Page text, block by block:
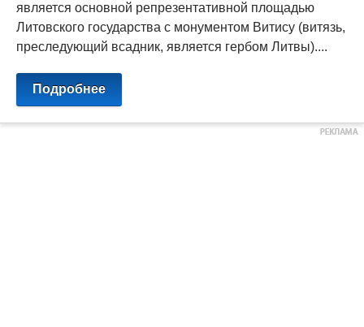
является основной репрезентативной площадью
Литовского государства с монументом Витису (витязь,
преследующий всадник, является гербом Литвы)....
Подробнее